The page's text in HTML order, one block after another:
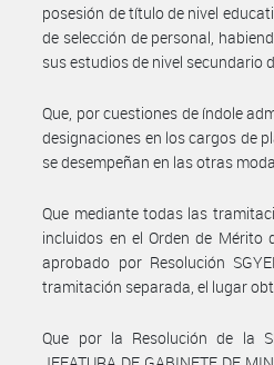
posesión de título de nivel
de selección de personal,
sus estudios de nivel secundario
Que, por cuestiones de índole
designaciones en los cargos de
se desempeñan en las otras
Que mediante todas las
incluidos en el Orden de Mérito
aprobado por Resolución
tramitación separada, el lugar
Que por la Resolución de la